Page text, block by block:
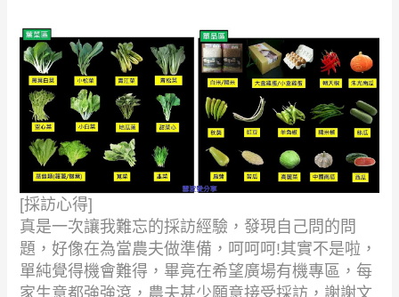
[採訪心得]
真是一次讓我難忘的採訪經驗，發現自己問的問
題，好像在為當農夫做準備，呵呵呵!其實不是啦，
單純覺得機會難得，畢竟在希望廣場有機專區，每
家生意都強強滾，農夫甚少願意接受採訪，謝謝文